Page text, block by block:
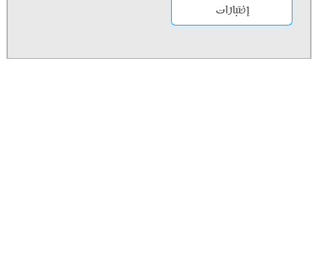
إختبارات